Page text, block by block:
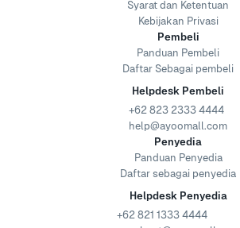
Syarat dan Ketentuan
Kebijakan Privasi
Pembeli
Panduan Pembeli
Daftar Sebagai pembeli
Helpdesk Pembeli
+62 823 2333 4444
help@ayoomall.com
Penyedia
Panduan Penyedia
Daftar sebagai penyedia
Helpdesk Penyedia
+62 821 1333 4444